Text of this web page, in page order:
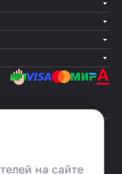
на сайте